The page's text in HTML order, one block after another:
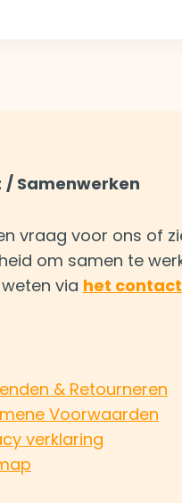
/ Samenwerken
vraag voor ons of
om samen te
via het
& Retourneren
Voorwaarden
verklaring